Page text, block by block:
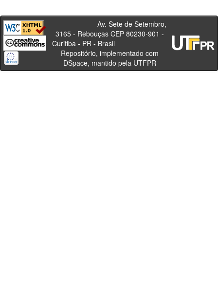
Av. Sete de Setembro,
3165 - Rebouças CEP 80230-901 -
Curitiba - PR - Brasil
Repositório, implementado com
DSpace, mantido pela UTFPR